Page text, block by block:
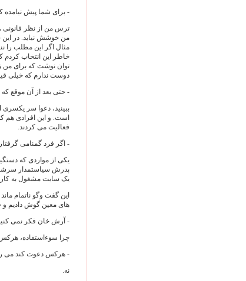
- برای شما پیش
ترس من از نظر قانونی
من خوشش نیاید. در این
مثال اگر این مطلب را
خاطر این انتخاب کردم
توان نوشت که برای
دوست ندارم که خیلی
- حتی بعد از آن موقع که
ببینید، دعوا سر
است. و این افرادی هم
فعالیت می کردند.
- اگر فرد گمنامی
یکی از مواردی که
پدرش سیاستمدار
یک سایت مشغول به کار
این گفت وگو ناتمام
های معین گوش دادیم و
- آرش خان فکر نمی
چرا سوءاستفاده،
- هرکس دعوت کند می
نه.